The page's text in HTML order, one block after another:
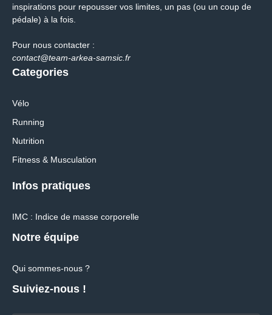
inspirations pour repousser vos limites, un pas (ou un coup de
pédale) à la fois.
Pour nous contacter :
contact@team-arkea-samsic.fr
Categories
Vélo
Running
Nutrition
Fitness & Musculation
Infos pratiques
IMC : Indice de masse corporelle
Notre équipe
Qui sommes-nous ?
Suiviez-nous !